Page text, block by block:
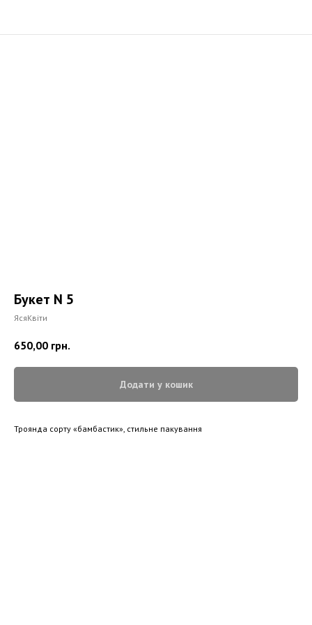
Букет N 5
ЯсяКвіти
650,00 грн.
Додати у кошик
Троянда сорту «бамбастик», стильне пакування